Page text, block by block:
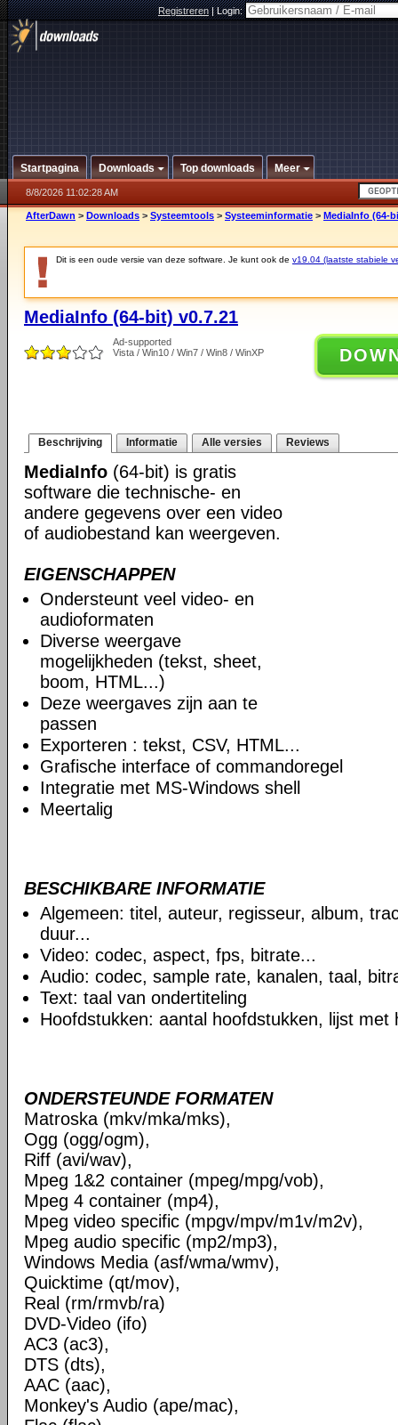
Registreren|Login:
Startpagina Downloads Top downloads Meer
8/8/2026 11:02:28 AM
AfterDawn > Downloads > Systeemtools > Systeeminformatie > MediaInfo (64-
Dit is een oude versie van deze software. Je kunt ook de v19.04 (laatste stabiele
MediaInfo (64-bit) v0.7.21
Ad-supported
Vista / Win10 / Win7 / Win8 / WinXP
Beschrijving Informatie Alle versies Reviews
MediaInfo (64-bit) is gratis
software die technische- en
andere gegevens over een video
of audiobestand kan weergeven.
EIGENSCHAPPEN
Ondersteunt veel video- en
audioformaten
Diverse weergave
mogelijkheden (tekst, sheet,
boom, HTML...)
Deze weergaves zijn aan te
passen
Exporteren : tekst, CSV, HTML...
Grafische interface of commandoregel
Integratie met MS-Windows shell
Meertalig
BESCHIKBARE INFORMATIE
Algemeen: titel, auteur, regisseur, album,
duur...
Video: codec, aspect, fps, bitrate...
Audio: codec, sample rate, kanalen, taal,
Text: taal van ondertiteling
Hoofdstukken: aantal hoofdstukken, lijst met
ONDERSTEUNDE FORMATEN
Matroska (mkv/mka/mks),
Ogg (ogg/ogm),
Riff (avi/wav),
Mpeg 1&2 container (mpeg/mpg/vob),
Mpeg 4 container (mp4),
Mpeg video specific (mpgv/mpv/m1v/m2v),
Mpeg audio specific (mp2/mp3),
Windows Media (asf/wma/wmv),
Quicktime (qt/mov),
Real (rm/rmvb/ra)
DVD-Video (ifo)
AC3 (ac3),
DTS (dts),
AAC (aac),
Monkey's Audio (ape/mac),